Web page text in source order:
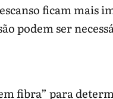
ficam mais
podem ser
fibra” para